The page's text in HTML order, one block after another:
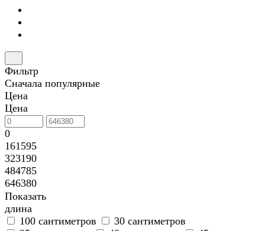
Фильтр
Сначала популярные
Цена
Цена
0
161595
323190
484785
646380
Показать
длина
100 сантиметров
30 сантиметров